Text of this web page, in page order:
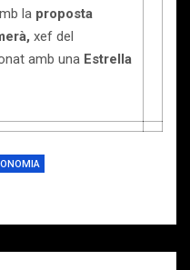
la proposta
xef del
amb una Estrella